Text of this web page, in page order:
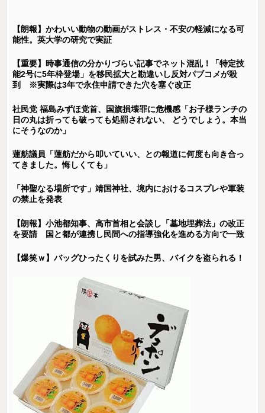
【朗報】かわいい動物の動画がストレス・不安の軽減になる可
能性。英大学の研究で実証
【重要】時事通信の分かりづらい記事でネット混乱！「特定技
能2号に5年枠登場」を移民拡大と勘違いし反対パブコメが殺
到 ※実際は3年で永住申請できた穴を塞ぐ改正
社民党 福島みずほ党首、国旗損壊罪に危機感「お子様ランチの
日の丸は折っても破っても処罰されない、 どうでしょう。本当
にそうなのか」
蓮舫議員「蓮舫だから叩いていい、との報道に何度も向き合っ
てきました。悔しくても」
「神聖なる場所です」靖国神社、境内におけるコスプレや軍装
の禁止を発表
【朗報】小池都知事、高市首相と会談し「墓地埋葬法」の改正
を要請 国と都が連携し民間への指導強化を進める方向で一致
【爆笑ｗ】バッグひったくりを試みた男、バイクを盗られる！